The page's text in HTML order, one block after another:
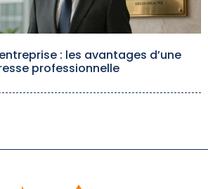
: les avantages d’une
professionnelle